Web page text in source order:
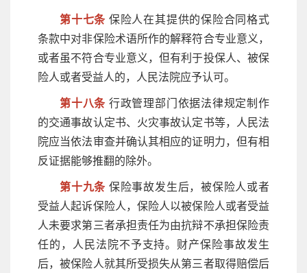
第十七条 保险人在其提供的保险合同格式
条款中对非保险术语所作的解释符合专业意义，
或者虽不符合专业意义，但有利于投保人、被保
险人或者受益人的，人民法院应予认可。
第十八条 行政管理部门依据法律规定制作
的交通事故认定书、火灾事故认定书等，人民法
院应当依法审查并确认其相应的证明力，但有相
反证据能够推翻的除外。
第十九条 保险事故发生后，被保险人或者
受益人起诉保险人，保险人以被保险人或者受益
人未要求第三者承担责任为由抗辩不承担保险责
任的，人民法院不予支持。财产保险事故发生
后，被保险人就其所受损失从第三者取得赔偿后